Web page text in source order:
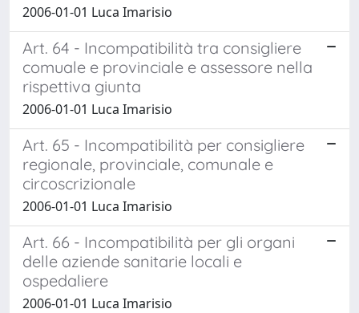
2006-01-01 Luca Imarisio
Art. 64 - Incompatibilità tra consigliere
comuale e provinciale e assessore nella
rispettiva giunta
2006-01-01 Luca Imarisio
Art. 65 - Incompatibilità per consigliere
regionale, provinciale, comunale e
circoscrizionale
2006-01-01 Luca Imarisio
Art. 66 - Incompatibilità per gli organi
delle aziende sanitarie locali e
ospedaliere
2006-01-01 Luca Imarisio